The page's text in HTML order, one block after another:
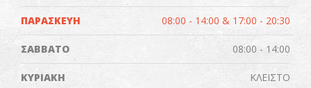
ΠΑΡΑΣΚΕΥΗ 08:00 - 14:00 & 17:00 - 20:30
ΣΑΒΒΑΤΟ 08:00 - 14:00
ΚΥΡΙΑΚΗ ΚΛΕΙΣΤΟ